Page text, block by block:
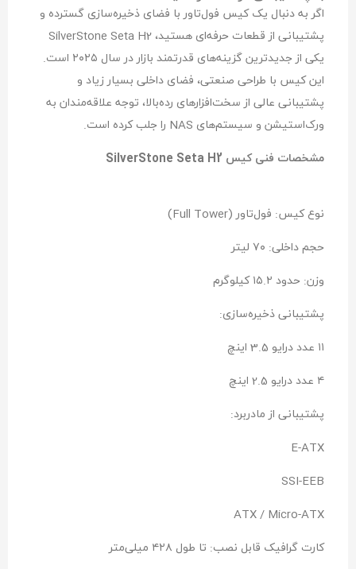
اگر به دنبال یک کیس فول‌تاور با فضای ذخیره‌سازی گسترده و
پشتیبانی از قطعات حرفه‌ای هستید، SilverStone Seta H2
یکی از جدیدترین گزینه‌های قدرتمند بازار در سال ۲۰۲۵ است.
این کیس با طراحی صنعتی، فضای داخلی بسیار زیاد و
پشتیبانی عالی از سخت‌افزارهای رده‌بالا، توجه علاقه‌مندان به
ورک‌استیشن و سیستم‌های NAS را جلب کرده است.
مشخصات فنی کیس SilverStone Seta H2
نوع کیس: فول‌تاور (Full Tower)
حجم داخلی: ۷۰ لیتر
وزن: حدود ۱۵.۲ کیلوگرم
پشتیبانی ذخیره‌سازی:
۱۱ عدد درایو 3.5 اینچ
۴ عدد درایو 2.5 اینچ
پشتیبانی از مادربرد:
E-ATX
SSI-EEB
ATX / Micro-ATX
کارت گرافیک قابل نصب: تا طول ۴۲۸ میلی‌متر